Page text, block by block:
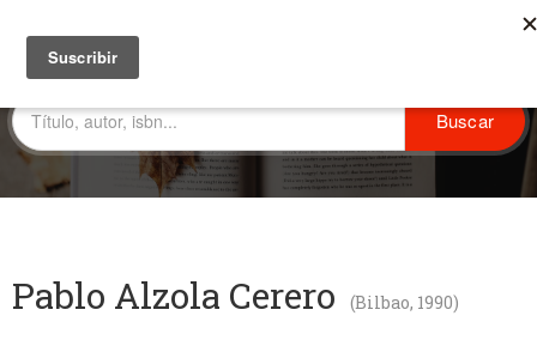
Pablo Alzola Cerero (Bilbao, 1990)